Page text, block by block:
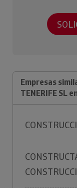
Empresas
TENERIFE SL